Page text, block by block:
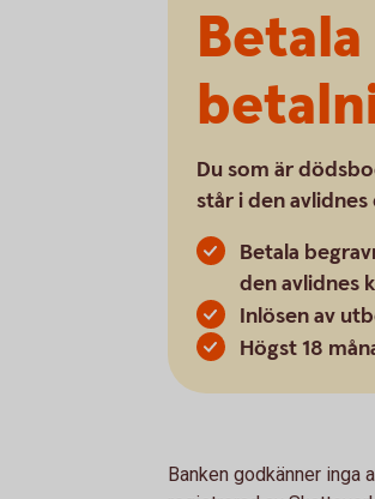
Du som är
står i den
Betala
den avlidnes
Inlösen av
Högst 18
Banken godkänner inga